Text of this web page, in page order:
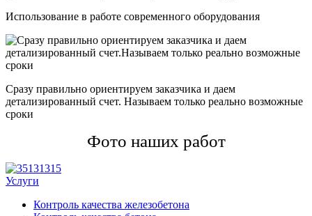
Использование в работе современного оборудования
Сразу правильно ориентируем заказчика и даем
детализированный счет. Называем только реально возможные
сроки
Фото наших работ
Услуги
Контроль качества железобетона